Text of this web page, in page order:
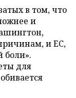
в том, что
и
и ЕС,
боли».
для